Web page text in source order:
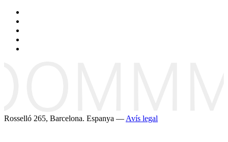
Rosselló 265, Barcelona. Espanya — Avís legal